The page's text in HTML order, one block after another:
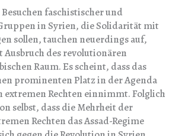
faschistischer und
in Syrien, die Solidarität mit
sollen, tauchen neuerdings auf,
Ausbruch des revolutionären
Raum. Es scheint, dass das
prominenten Platz in der Agenda
extremen Rechten einnimmt. Folglich
selbst, dass die Mehrheit der
Rechten das Assad-Regime